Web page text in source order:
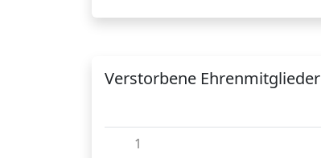
Verstorbene Ehrenmitglieder
1